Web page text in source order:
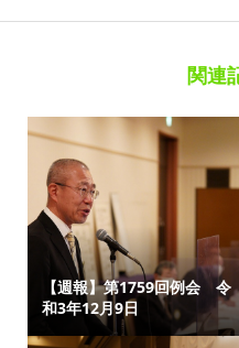
関連
【週報】第1759回例会 令
和3年12月9日